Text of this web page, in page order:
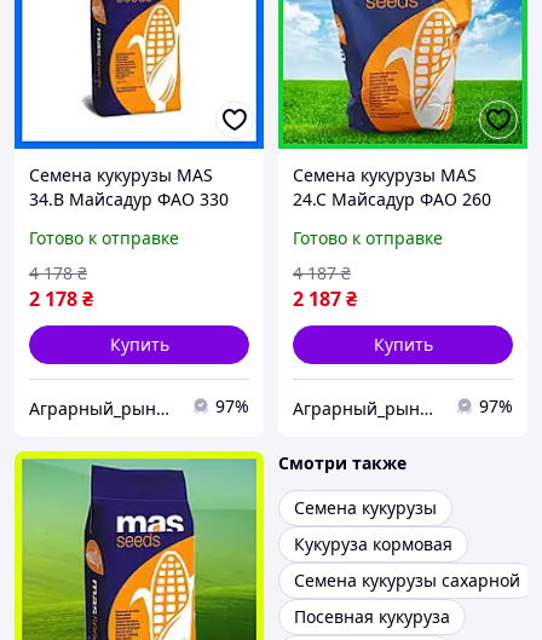
Семена кукурузы MAS
34.B Майсадур ФАО 330
урожайности
Готово к отправке
2 178₴
4 178 ₴
Купить
Аграрный_рынок_удобрений_2025 97%
Семена кукурузы MAS
24.C Майсадур ФАО 260
урожайности
Готово к отправке
2 187₴
4 187 ₴
Купить
Аграрный_рынок_удобрений_2025 97%
Смотри также
Семена кукурузы
Кукуруза кормовая
Семена кукурузы сахарной
Посевная кукуруза